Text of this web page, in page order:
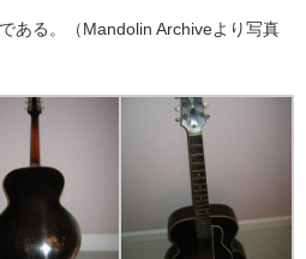
ある。（Mandolin Archiveより写真